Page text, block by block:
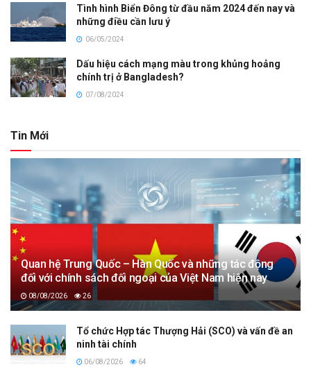
Tình hình Biển Đông từ đầu năm 2024 đến nay và
những điều cần lưu ý
06/05/2024
Dấu hiệu cách mạng màu trong khủng hoảng
chính trị ở Bangladesh?
07/08/2024
Tin Mới
Quan hệ Trung Quốc – Hàn Quốc và những tác động
đối với chính sách đối ngoại của Việt Nam hiện nay
08/08/2026 26
Tổ chức Hợp tác Thượng Hải (SCO) và vấn đề an
ninh tài chính
06/08/2026 64